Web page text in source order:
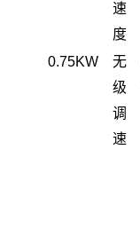
速
度
0.75KW
无
级
调
速